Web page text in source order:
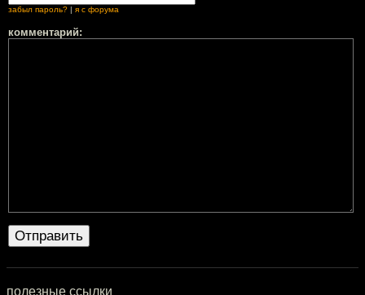
забыл пароль? я с форума
комментарий:
полезные ссылки